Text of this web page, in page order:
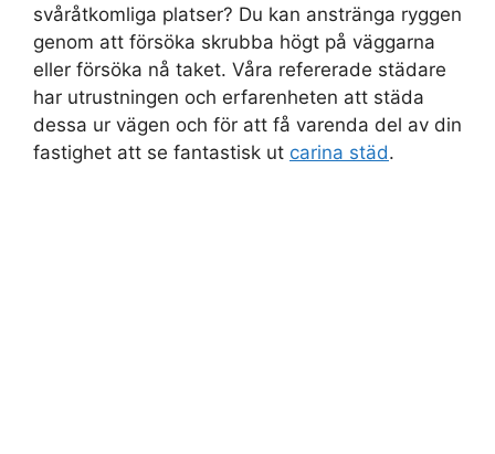
svåråtkomliga platser? Du kan anstränga ryggen
genom att försöka skrubba högt på väggarna
eller försöka nå taket. Våra refererade städare
har utrustningen och erfarenheten att städa
dessa ur vägen och för att få varenda del av din
fastighet att se fantastisk ut carina städ.